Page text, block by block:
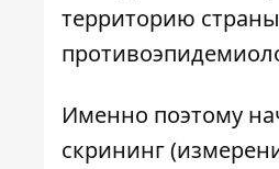
территорию
Именно поэтому
скрининг